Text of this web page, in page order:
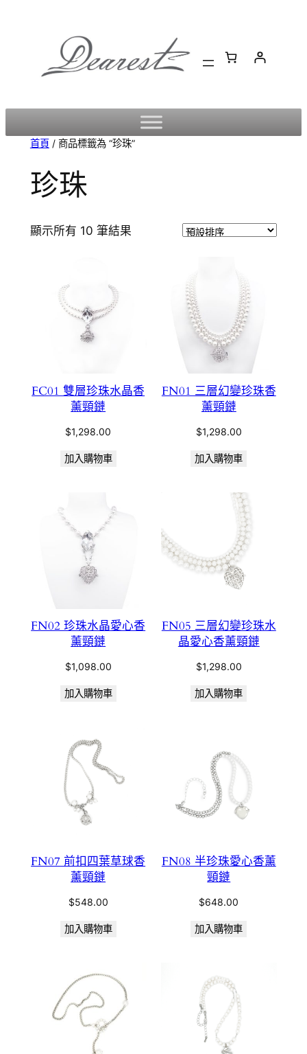
首頁/ 商品標籤為 “珍珠”
珍珠
顯示所有 10 筆結果
FC01 雙層珍珠水晶香
薰頸鏈
$1,298.00
加入購物車
FN01 三層幻變珍珠香
薰頸鏈
$1,298.00
加入購物車
FN02 珍珠水晶愛心香
薰頸鏈
$1,098.00
加入購物車
FN05 三層幻變珍珠水
晶愛心香薰頸鏈
$1,298.00
加入購物車
FN07 前扣四葉草球香
薰頸鏈
$548.00
加入購物車
FN08 半珍珠愛心香薰
頸鏈
$648.00
加入購物車